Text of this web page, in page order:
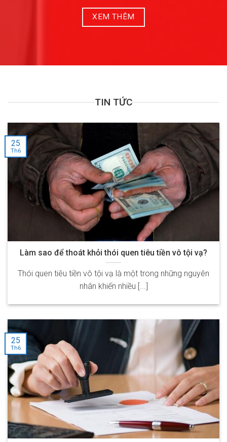
XEM THÊM
TIN TỨC
Làm sao để thoát khỏi thói quen tiêu tiền vô tội vạ?
Thói quen tiêu tiền vô tội vạ là một trong những nguyên
nhân khiến nhiều [...]
25
Th6
25
Th6